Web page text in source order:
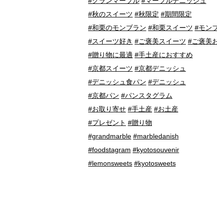
#秋のスイーツ #秋限定 #期間限定
#和栗のモンブラン #和栗スイーツ #モン
#スイーツ好き #ご褒美スイーツ #ご褒美
#贈り物に最適 #手土産におすすめ
#京都スイーツ #京都デニッシュ
#デニッシュ食パン #デニッシュ
#京都パン #パンスタグラム
#お取り寄せ #手土産 #お土産
#プレゼント #贈り物
#grandmarble #marbledanish
#foodstagram #kyotosouvenir
#lemonsweets #kyotosweets